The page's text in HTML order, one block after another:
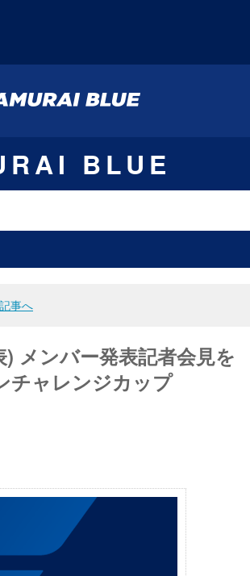
BLUE
事へ
メンバー発表記者会見を
チャレンジカップ